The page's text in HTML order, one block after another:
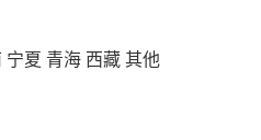
宁夏 青海 西藏其他